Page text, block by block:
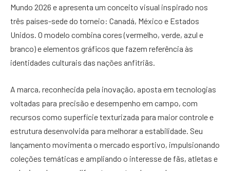
Mundo 2026 e apresenta um conceito visual inspirado nos
três países-sede do torneio: Canadá, México e Estados
Unidos. O modelo combina cores (vermelho, verde, azul e
branco) e elementos gráficos que fazem referência às
identidades culturais das nações anfitriãs.
A marca, reconhecida pela inovação, aposta em tecnologias
voltadas para precisão e desempenho em campo, com
recursos como superfície texturizada para maior controle e
estrutura desenvolvida para melhorar a estabilidade. Seu
lançamento movimenta o mercado esportivo, impulsionando
coleções temáticas e ampliando o interesse de fãs, atletas e